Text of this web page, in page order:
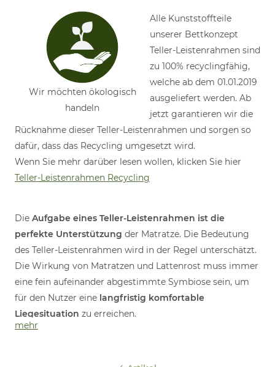
Wir möchten ökologisch
handeln
Alle Kunststoffteile
unserer Bettkonzept
Teller-Leistenrahmen sind
zu 100% recyclingfähig,
welche ab dem 01.01.2019
ausgeliefert werden. Ab
jetzt garantieren wir die
Rücknahme dieser Teller-Leistenrahmen und sorgen so
dafür, dass das Recycling umgesetzt wird.
Wenn Sie mehr darüber lesen wollen, klicken Sie hier
Teller-Leistenrahmen Recycling
Die Aufgabe eines Teller-Leistenrahmen ist die
perfekte Unterstützung der Matratze. Die Bedeutung
des Teller-Leistenrahmen wird in der Regel unterschätzt.
Die Wirkung von Matratzen und Lattenrost muss immer
eine fein aufeinander abgestimmte Symbiose sein, um
für den Nutzer eine langfristig komfortable
Liegesituation zu erreichen.
In unseren Store´s arbeiten wir deshalb mit der
mehr